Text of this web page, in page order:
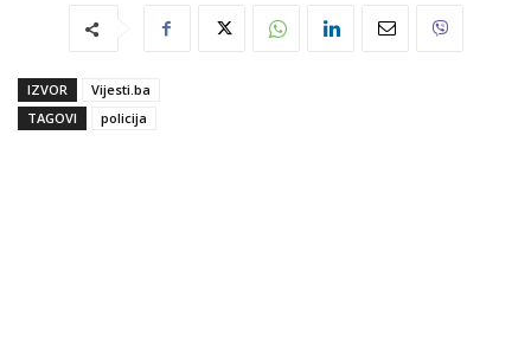
IZVOR
Vijesti.ba
TAGOVI
policija